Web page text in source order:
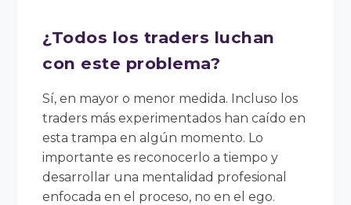
¿Todos los traders luchan
con este problema?
Sí, en mayor o menor medida. Incluso los
traders más experimentados han caído en
esta trampa en algún momento. Lo
importante es reconocerlo a tiempo y
desarrollar una mentalidad profesional
enfocada en el proceso, no en el ego.